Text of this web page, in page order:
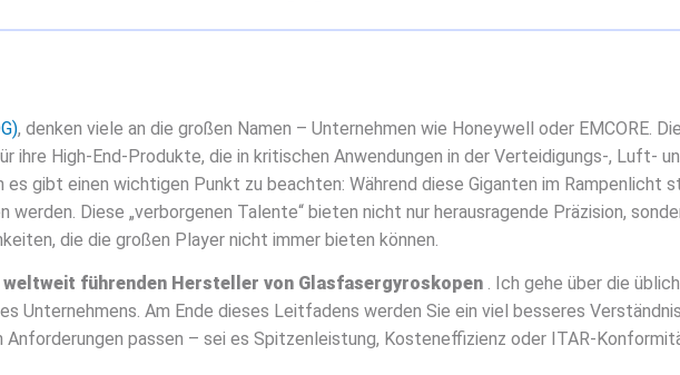
, denken viele an die großen Namen – Unternehmen wie Honeywell oder EMCORE.
ihre High-End-Produkte, die in kritischen Anwendungen in der Verteidigungs-, Luft-
gibt einen wichtigen Punkt zu beachten: Während diese Giganten im Rampenlicht
Diese „verborgenen Talente“ bieten nicht nur herausragende Präzision,
die die großen Player nicht immer bieten können.
weltweit führenden Hersteller von Glasfasergyroskopen . Ich gehe über die
Unternehmens. Am Ende dieses Leitfadens werden Sie ein viel besseres
Anforderungen passen – sei es Spitzenleistung, Kosteneffizienz oder ITAR-